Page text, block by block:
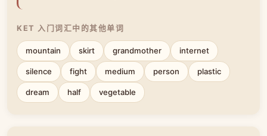
KET 入门词汇中的其他单词
mountain skirt grandmother internet
silence fight medium person plastic
dream half vegetable